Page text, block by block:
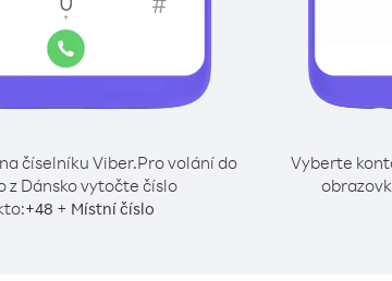
číselníku Viber.Pro volání do
z Dánsko vytočte číslo
+48 + Místní číslo
Vyberte